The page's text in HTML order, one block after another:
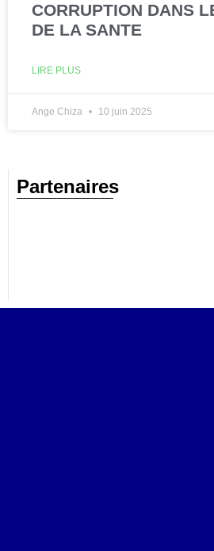
CORRUPTION DANS
DE LA SANTE
LIRE PLUS
Ange Chiza 10 juin 2025
Partenaires